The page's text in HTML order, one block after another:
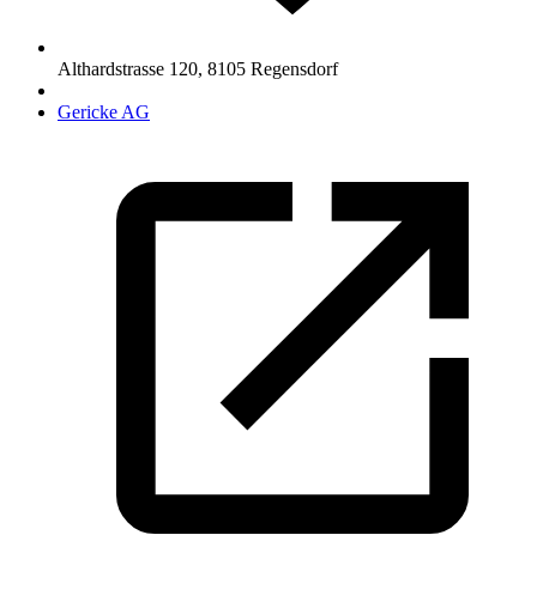
Althardstrasse 120, 8105 Regensdorf
Gericke AG